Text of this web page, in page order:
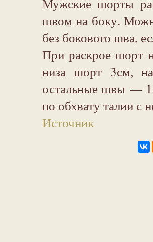
швом на боку.
без бокового шва,
При раскрое шорт
низа шорт 3см,
остальные швы —
по обхвату талии с
Источник